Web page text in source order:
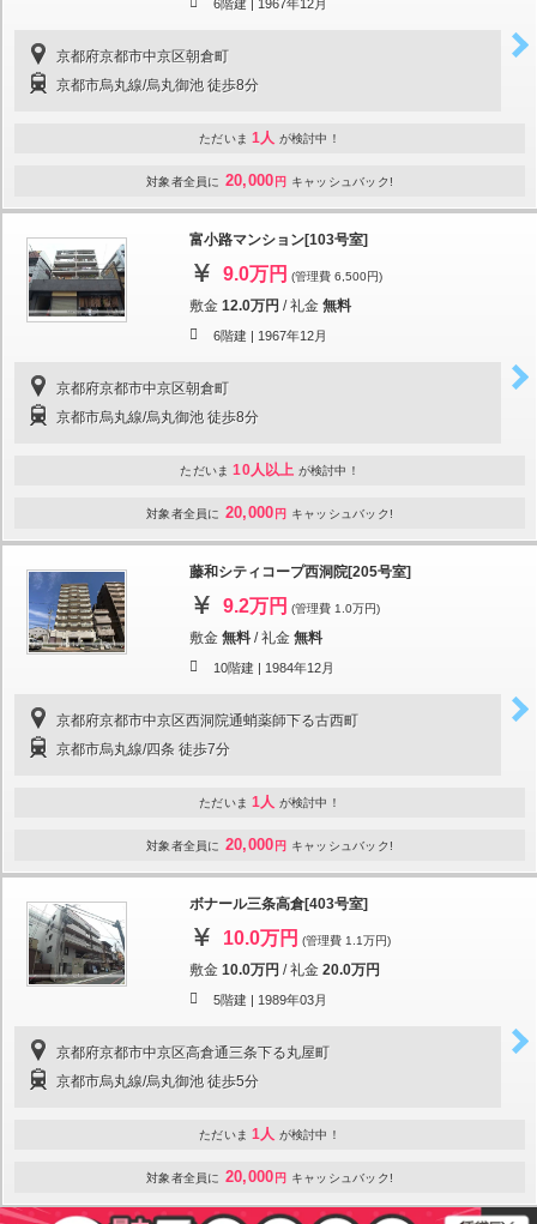
6階建 | 1967年12月
京都府京都市中京区朝倉町
京都市烏丸線/烏丸御池 徒歩8分
ただいま 1人 が検討中！
対象者全員に 20,000 円 キャッシュバック!
富小路マンション[103号室]
9.0万円 (管理費 6,500円)
敷金 12.0万円 /礼金 無料
6階建 | 1967年12月
京都府京都市中京区朝倉町
京都市烏丸線/烏丸御池 徒歩8分
ただいま 10人以上 が検討中！
対象者全員に 20,000 円 キャッシュバック!
藤和シティコープ西洞院[205号室]
9.2万円 (管理費 1.0万円)
敷金 無料 /礼金 無料
10階建 | 1984年12月
京都府京都市中京区西洞院通蛸薬師下る古西町
京都市烏丸線/四条 徒歩7分
ただいま 1人 が検討中！
対象者全員に 20,000 円 キャッシュバック!
ボナール三条高倉[403号室]
10.0万円 (管理費 1.1万円)
敷金 10.0万円 /礼金 20.0万円
5階建 | 1989年03月
京都府京都市中京区高倉通三条下る丸屋町
京都市烏丸線/烏丸御池 徒歩5分
ただいま 1人 が検討中！
対象者全員に 20,000 円 キャッシュバック!